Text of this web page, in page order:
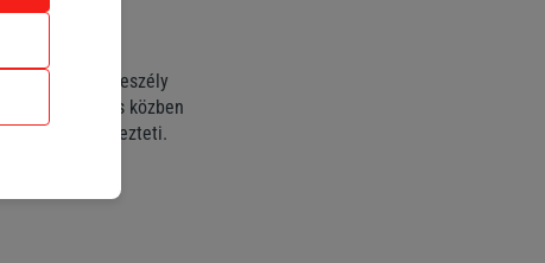
A veszély
ha vezetés közben
is veszélyezteti.